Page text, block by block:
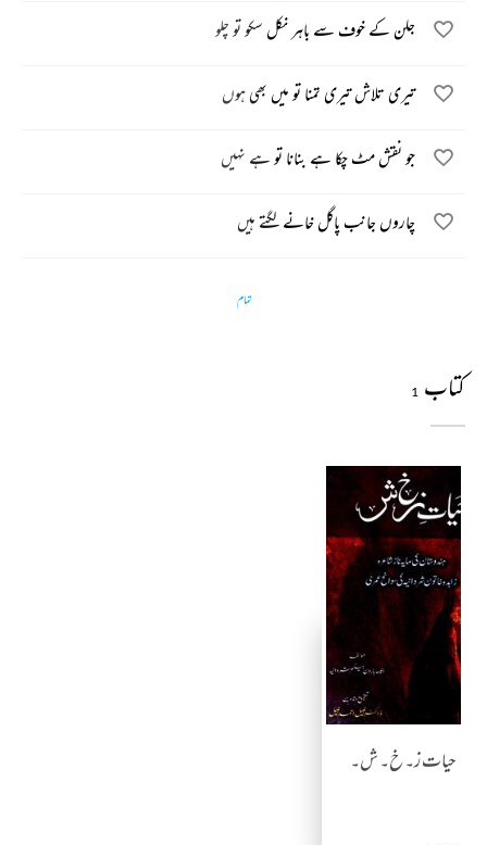
جلن کے خوف سے باہر نکل سکو تو چلو
تیری تلاش تیری تمنا تو میں بھی ہوں
جو نقش مٹ چکا ہے بنانا تو ہے نہیں
چاروں جانب پاگل خانے لگتے ہیں
تمام
کتاب 1
حیات ز۔ خ۔ ش۔